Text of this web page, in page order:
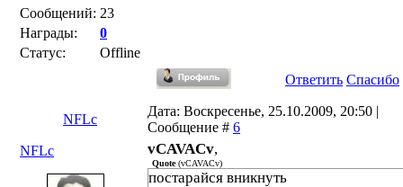
Сообщений: 23
Награды:
0
Статус:
Offline
Ответить Спасибо
NFLc
Дата: Воскресенье, 25.10.2009, 20:50 |
Сообщение # 6
NFLc
vCAVACv,
Quote(vCAVACv)
постарайся вникнуть